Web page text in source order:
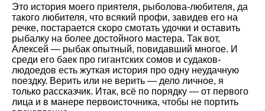
Это история моего приятеля, рыболова-любителя, да
такого любителя, что всякий профи, завидев его на
речке, постарается скоро смотать удочки и оставить
рыбалку на более достойного мастера. Так вот,
Алексей — рыбак опытный, повидавший многое. И
среди его баек про гигантских сомов и судаков-
людоедов есть жуткая история про одну неудачную
поездку. Верить или не верить — дело личное, я
только рассказчик. Итак, всё по порядку — от первого
лица и в манере первоисточника, чтобы не портить